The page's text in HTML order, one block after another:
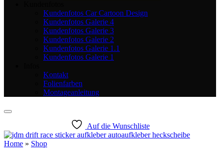
Kundenfotos Car Cartoon Design
Kundenfotos Galerie 4
Kundenfotos Galerie 3
Kundenfotos Galerie 2
Kundenfotos Galerie 1.1
Kundenfotos Galerie 1
Kontakt
Folienfarben
Montageanleitung
Auf die Wunschliste
Home » Shop